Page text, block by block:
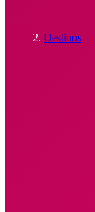
Destinos